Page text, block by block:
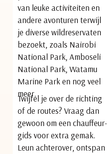
van leuke activiteiten en
andere avonturen terwijl
je diverse wildreservaten
bezoekt, zoals Nairobi
National Park, Amboseli
National Park, Watamu
Marine Park en nog veel
meer.
Twijfel je over de richting
of de routes? Vraag dan
gewoon om een chauffeur-
gids voor extra gemak.
Leun achterover, ontspan